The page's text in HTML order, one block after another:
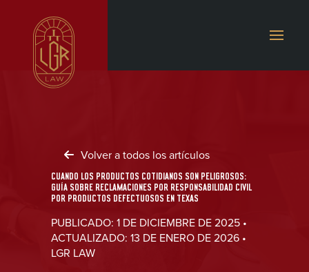
Volver a todos los artículos
CUANDO LOS PRODUCTOS COTIDIANOS SON PELIGROSOS:
GUÍA SOBRE RECLAMACIONES POR RESPONSABILIDAD CIVIL
POR PRODUCTOS DEFECTUOSOS EN TEXAS
PUBLICADO: 1 DE DICIEMBRE DE 2025 •
ACTUALIZADO: 13 DE ENERO DE 2026 •
LGR LAW